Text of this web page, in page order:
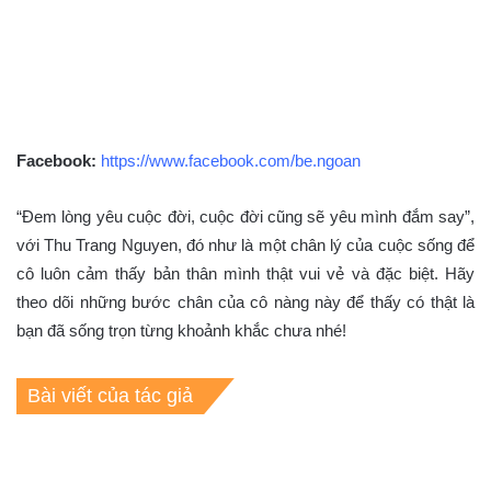
Facebook: https://www.facebook.com/be.ngoan
“Đem lòng yêu cuộc đời, cuộc đời cũng sẽ yêu mình đắm say”,
với Thu Trang Nguyen, đó như là một chân lý của cuộc sống để
cô luôn cảm thấy bản thân mình thật vui vẻ và đặc biệt. Hãy
theo dõi những bước chân của cô nàng này để thấy có thật là
bạn đã sống trọn từng khoảnh khắc chưa nhé!
Bài viết của tác giả